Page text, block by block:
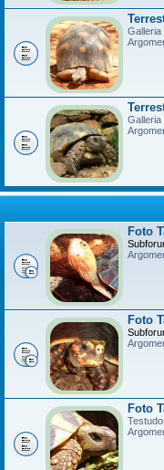
Galleria
Galleria
Foto
Foto
Foto